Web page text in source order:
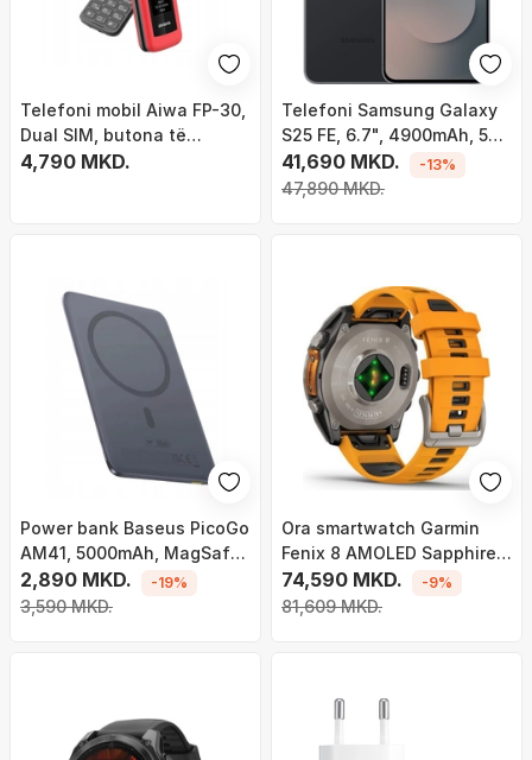
Telefoni mobil Aiwa FP-30,
Dual SIM, butona të
mëdhenj, i kuq
4,790 MKD.
Telefoni Samsung Galaxy
S25 FE, 6.7", 4900mAh, 5G,
jeshil
41,690 MKD.
47,890 MKD.
-13%
Power bank Baseus PicoGo
AM41, 5000mAh, MagSafe
15W, gri
2,890 MKD.
3,590 MKD.
-19%
Ora smartwatch Garmin
Fenix 8 AMOLED Sapphire,
47mm, GPS, portokalli
74,590 MKD.
81,609 MKD.
-9%